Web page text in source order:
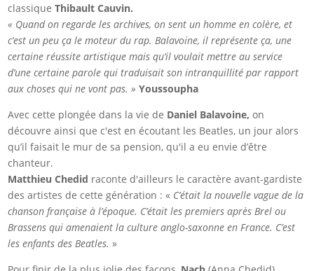
classiqueThibault Cauvin.
« Quand on regarde les archives, on sent un homme en colère, et
c’est un peu ça le moteur du rap. Balavoine, il représente ça, une
certaine réussite artistique mais qu’il voulait mettre au service
d’une certaine parole qui traduisait son intranquillité par rapport
aux choses qui ne vont pas. »Youssoupha
Avec cette plongée dans la vie de Daniel Balavoine,on
découvre ainsi que c'est en écoutant les Beatles, un jour alors
qu’il faisait le mur de sa pension, qu'il a eu envie d’être
chanteur.
Matthieu Chedid raconte d'ailleurs le caractère avant-gardiste
des artistes de cette génération : « C’était la nouvelle vague de la
chanson française à l’époque. C’était les premiers après Brel ou
Brassens qui amenaient la culture anglo-saxonne en France. C’est
les enfants des Beatles.»